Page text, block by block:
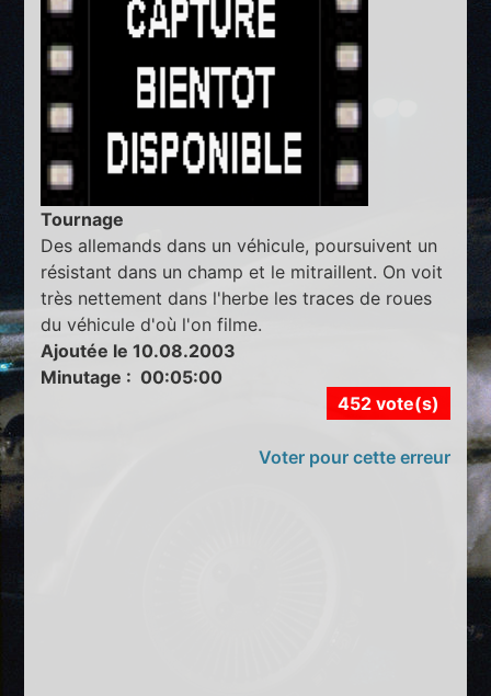
Tournage
Des allemands dans un véhicule, poursuivent un
résistant dans un champ et le mitraillent. On voit
très nettement dans l'herbe les traces de roues
du véhicule d'où l'on filme.
Ajoutée le 10.08.2003
Minutage : 00:05:00
452 vote(s)
Voter pour cette erreur